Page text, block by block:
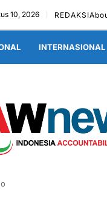
10, 2026 REDAKSI
INTERNASIONAL